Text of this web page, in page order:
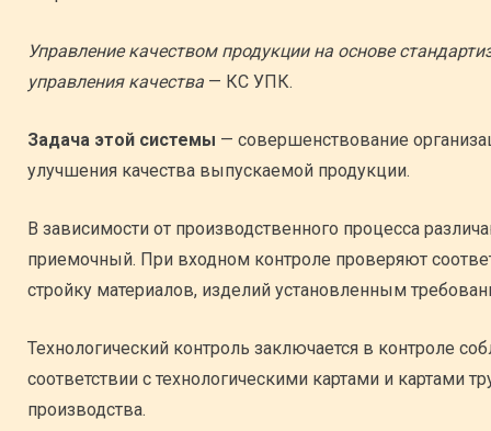
Управление качеством продукции на основе
управления качества — КС УПК.
Задача этой системы — совершенствование
улучшения качества выпускаемой продукции.
В зависимости от производственного процесса
приемочный. При входном контроле проверяют
стройку материалов, изделий установленным
Технологический контроль заключается в контроле
соответствии с технологическими картами и картами
производства.